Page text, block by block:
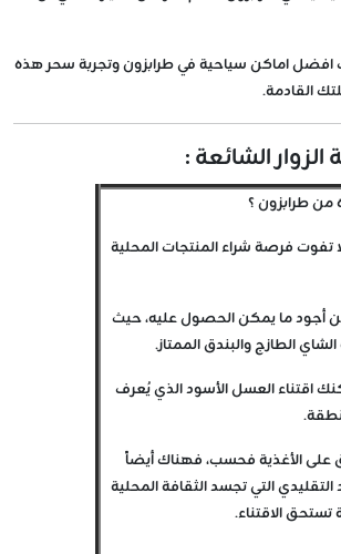
اماكن سياحية في طرابزون وتجربة سحر هذه
القادمة.
الشائعة :
طرابزون ؟
تفوت فرصة شراء المنتجات المحلية
أجود ما يمكن الحصول عليه، حيث
الطازج والبندق الممتاز.
اقتناء العسل الأسود الذي يُعرف
على الأغذية فحسب، فهناك أيضاً
التقليدي التي تجسد الثقافة المحلية
الاقتناء.